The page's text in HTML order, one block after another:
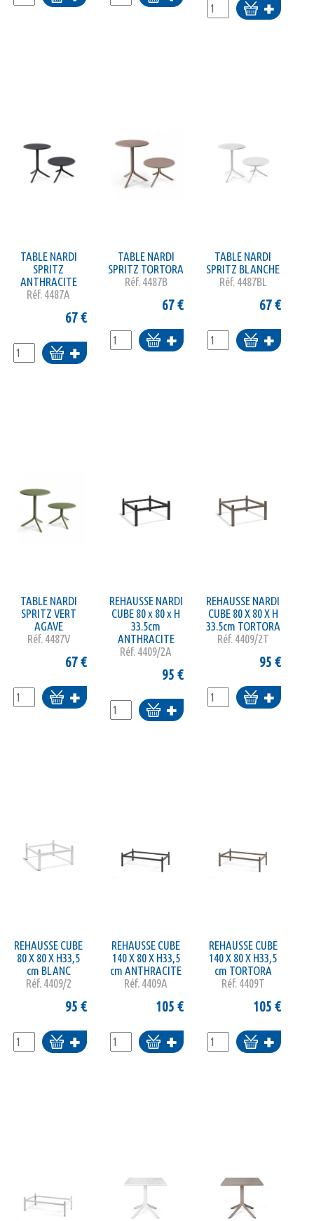
au
au
Ajouter
au
TABLE NARDI
SPRITZ
ANTHRACITE
Réf. 4487A
67€
Ajouter
au
TABLE NARDI
SPRITZ TORTORA
Réf. 4487B
67€
Ajouter
au
TABLE NARDI
SPRITZ BLANCHE
Réf. 4487BL
67€
Ajouter
au
TABLE NARDI
SPRITZ VERT
AGAVE
Réf. 4487V
67€
Ajouter
au
REHAUSSE NARDI
CUBE 80 x 80 x H
33.5cm
ANTHRACITE
Réf. 4409/2A
95 €
Ajouter
au
REHAUSSE NARDI
CUBE 80 X 80 X H
33.5cm TORTORA
Réf. 4409/2T
95 €
Ajouter
au
REHAUSSE CUBE
80 X 80 X H33,5
cm BLANC
Réf. 4409/2
95 €
Ajouter
au
REHAUSSE CUBE
140 X 80 X H33,5
cm ANTHRACITE
Réf. 4409A
105 €
Ajouter
au
REHAUSSE CUBE
140 X 80 X H33,5
cm TORTORA
Réf. 4409T
105 €
Ajouter
au